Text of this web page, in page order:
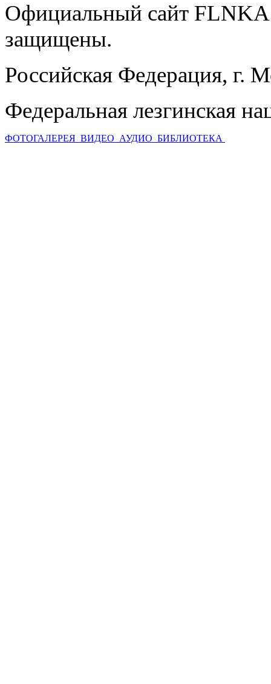
Официальный сайт
защищены.
Российская Федерация, г.
Федеральная лезгинская
ФОТОГАЛЕРЕЯ ВИДЕО АУДИО БИБЛИОТЕКА